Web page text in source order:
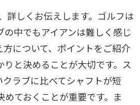
詳しくお伝えします。ゴルフは
中でもアイアンは難しく感じ
について、ポイントをご紹介
と決めることが大切です。ス
ラブに比べてシャフトが短
ておくことが重要です。ま